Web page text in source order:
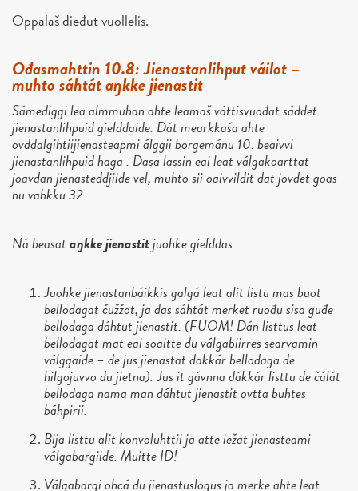
Oppalaš dieđut vuollelis.
Ođasmahttin 10.8: Jienastanlihput váilot –
muhto sáhtát aŋkke jienastit
Sámediggi lea almmuhan ahte leamaš váttisvuođat sáddet
jienastanlihpuid gielddaide. Dát mearkkaša ahte
ovddalgihtiijienasteapmi álggii borgemánu 10. beaivvi
jienastanlihpuid haga . Dasa lassin eai leat válgakoarttat
joavdan jienasteddjiide vel, muhto sii oaivvildit dat jovdet goas
nu vahkku 32.
Ná beasataŋkke jienastitjuohke gielddas:
Juohke jienastanbáikkis galgá leat alit listu mas buot
bellodagat čužžot, ja das sáhtát merket ruođu sisa guđe
bellodaga dáhtut jienastit. (FUOM! Dán listtus leat
bellodagat mat eai soaitte du válgabiirres searvamin
válggaide – de jus jienastat dakkár bellodaga de
hilgojuvvo du jietna). Jus it gávnna dákkár listtu de čálát
bellodaga nama man dáhtut jienastit ovtta buhtes
báhpirii.
Bija listtu alit konvoluhttii ja atte iežat jienasteami
válgabargiide. Muitte ID!
Válgabargi ohcá du jienastuslogus ja merke ahte leat